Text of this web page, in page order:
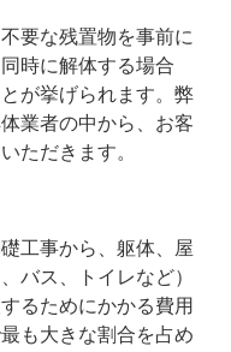
要な残置物を事前に
時に解体する場合
が挙げられます。弊
業者の中から、お客
ただきます。
工事から、躯体、屋
バス、トイレなど）
るためにかかる費用
も大きな割合を占め